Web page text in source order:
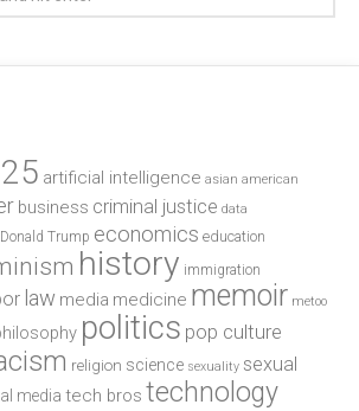
artificial intelligence asian american
business criminal justice data
Donald Trump economics education
history immigration
law media medicine memoir metoo
politics pop culture
religion science sexuality sexual
media tech bros technology